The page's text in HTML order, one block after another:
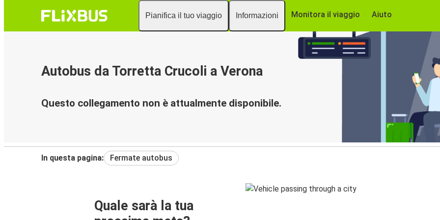
Pianifica il tuo viaggio Informazioni Monitora il viaggio Aiuto
Autobus da Torretta Crucoli a Verona
Questo collegamento non è attualmente disponibile.
In questa pagina: Fermate autobus
Quale sarà la tua